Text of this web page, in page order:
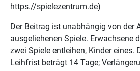
https.//spielezentrum.de)
Der Beitrag ist unabhängig von der
ausgeliehenen Spiele. Erwachsene
zwei Spiele entleihen, Kinder eines.
Leihfrist beträgt 14 Tage;